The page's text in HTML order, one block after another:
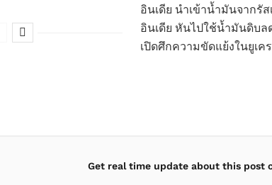
อินเดีย นำเข้าน้ำมันจากรั
อินเดีย หันไปใช้น้ำมันดิบ
เปิดศึกความขัดแย้งในยูเค
Get real time update about this post